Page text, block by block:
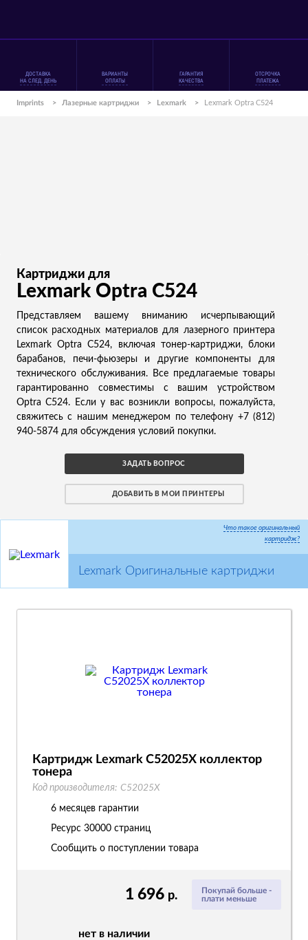
ДОСТАВКА
НА СЛЕД. ДЕНЬ
ВАРИАНТЫ
ОПЛАТЫ
ГАРАНТИЯ
КАЧЕСТВА
ОТСРОЧКА
ПЛАТЕЖА
Imprints > Лазерные картриджи > Lexmark > Lexmark Optra C524
Картриджи для
Lexmark Optra C524
Представляем вашему вниманию исчерпывающий
список расходных материалов для лазерного принтера
Lexmark Optra C524, включая тонер-картриджи, блоки
барабанов, печи-фьюзеры и другие компоненты для
технического обслуживания. Все предлагаемые товары
гарантированно совместимы с вашим устройством
Optra C524. Если у вас возникли вопросы, пожалуйста,
свяжитесь с нашим менеджером по телефону +7 (812)
940-5874 для обсуждения условий покупки.
ЗАДАТЬ ВОПРОС
ДОБАВИТЬ В МОИ ПРИНТЕРЫ
Что такое оригинальный
картридж?
Lexmark Оригинальные картриджи
Покупай больше -
плати меньше
1 696 р.
нет в наличии
Картридж Lexmark C52025X коллектор
тонера
Код производителя: C52025X
6 месяцев гарантии
Ресурс 30000 страниц
Сообщить о поступлении товара